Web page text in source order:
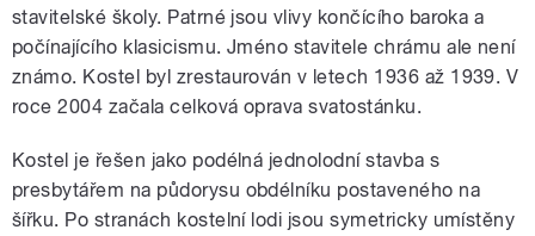
stavitelské školy. Patrné jsou vlivy končícího baroka a
počínajícího klasicismu. Jméno stavitele chrámu ale není
známo. Kostel byl zrestaurován v letech 1936 až 1939. V
roce 2004 začala celková oprava svatostánku.
Kostel je řešen jako podélná jednolodní stavba s
presbytářem na půdorysu obdélníku postaveného na
šířku. Po stranách kostelní lodi jsou symetricky umístěny